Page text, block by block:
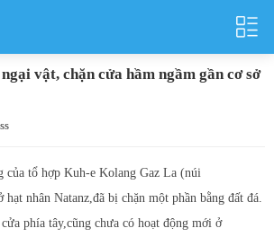
vật, chặn cửa hầm ngầm gần cơ sở
của tổ hợp Kuh-e Kolang Gaz La (núi
hạt nhân Natanz,đã bị chặn một phần bằng đất đá.
phía tây,cũng chưa có hoạt động mới ở